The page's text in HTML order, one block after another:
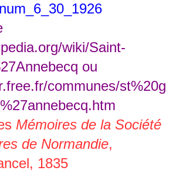
wiki/Saint-
ou
communes/st%20g
Mémoires de la Société
de Normandie,
1835